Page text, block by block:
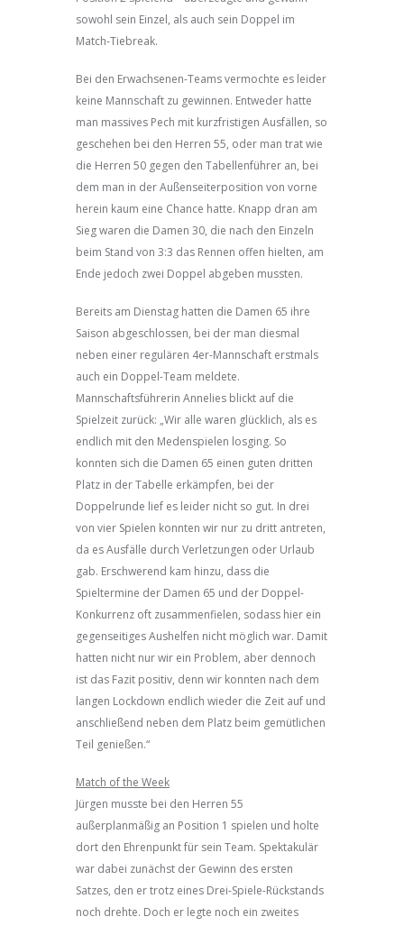
sowohl sein Einzel, als auch sein Doppel im
Match-Tiebreak.
Bei den Erwachsenen-Teams vermochte es leider
keine Mannschaft zu gewinnen. Entweder hatte
man massives Pech mit kurzfristigen Ausfällen, so
geschehen bei den Herren 55, oder man trat wie
die Herren 50 gegen den Tabellenführer an, bei
dem man in der Außenseiterposition von vorne
herein kaum eine Chance hatte. Knapp dran am
Sieg waren die Damen 30, die nach den Einzeln
beim Stand von 3:3 das Rennen offen hielten, am
Ende jedoch zwei Doppel abgeben mussten.
Bereits am Dienstag hatten die Damen 65 ihre
Saison abgeschlossen, bei der man diesmal
neben einer regulären 4er-Mannschaft erstmals
auch ein Doppel-Team meldete.
Mannschaftsführerin Annelies blickt auf die
Spielzeit zurück: „Wir alle waren glücklich, als es
endlich mit den Medenspielen losging. So
konnten sich die Damen 65 einen guten dritten
Platz in der Tabelle erkämpfen, bei der
Doppelrunde lief es leider nicht so gut. In drei
von vier Spielen konnten wir nur zu dritt antreten,
da es Ausfälle durch Verletzungen oder Urlaub
gab. Erschwerend kam hinzu, dass die
Spieltermine der Damen 65 und der Doppel-
Konkurrenz oft zusammenfielen, sodass hier ein
gegenseitiges Aushelfen nicht möglich war. Damit
hatten nicht nur wir ein Problem, aber dennoch
ist das Fazit positiv, denn wir konnten nach dem
langen Lockdown endlich wieder die Zeit auf und
anschließend neben dem Platz beim gemütlichen
Teil genießen.“
Match of the Week
Jürgen musste bei den Herren 55
außerplanmäßig an Position 1 spielen und holte
dort den Ehrenpunkt für sein Team. Spektakulär
war dabei zunächst der Gewinn des ersten
Satzes, den er trotz eines Drei-Spiele-Rückstands
noch drehte. Doch er legte noch ein zweites